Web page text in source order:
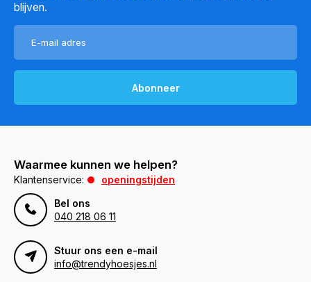
blijven.
Abonneer
Waarmee kunnen we helpen?
Klantenservice:
openingstijden
Bel ons
040 218 06 11
Stuur ons een e-mail
info@trendyhoesjes.nl